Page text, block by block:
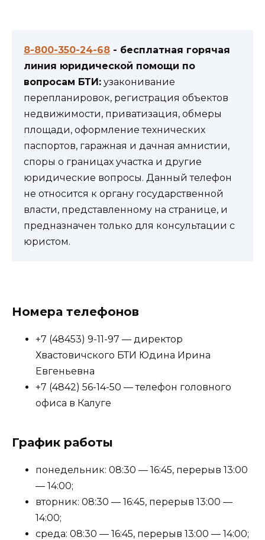
8-800-350-24-68 - бесплатная горячая
линия юридической помощи по
вопросам БТИ: узаконивание
перепланировок, регистрация объектов
недвижимости, приватизация, обмеры
площади, оформление технических
паспортов, гаражная и дачная амнистии,
споры о границах участка и другие
юридические вопросы. Данный телефон
не относится к органу государственной
власти, представленному на странице, и
предназначен только для консультации с
юристом.
Номера телефонов
+7 (48453) 9-11-97 — директор
Хвастовичского БТИ Юдина Ирина
Евгеньевна
+7 (4842) 56-14-50 — телефон головного
офиса в Калуге
График работы
понедельник: 08:30 — 16:45, перерыв 13:00
— 14:00;
вторник: 08:30 — 16:45, перерыв 13:00 —
14:00;
среда: 08:30 — 16:45, перерыв 13:00 — 14:00;